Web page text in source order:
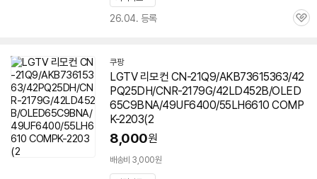
26.04. 등록
관
쿠팡
LGTV 리모컨 CN-21Q9/AKB73615363/42
PQ25DH/CNR-2179G/42LD452B/OLED
65C9BNA/49UF6400/55LH6610 COMP
K-2203(2
8,000원
배송비 3,000원